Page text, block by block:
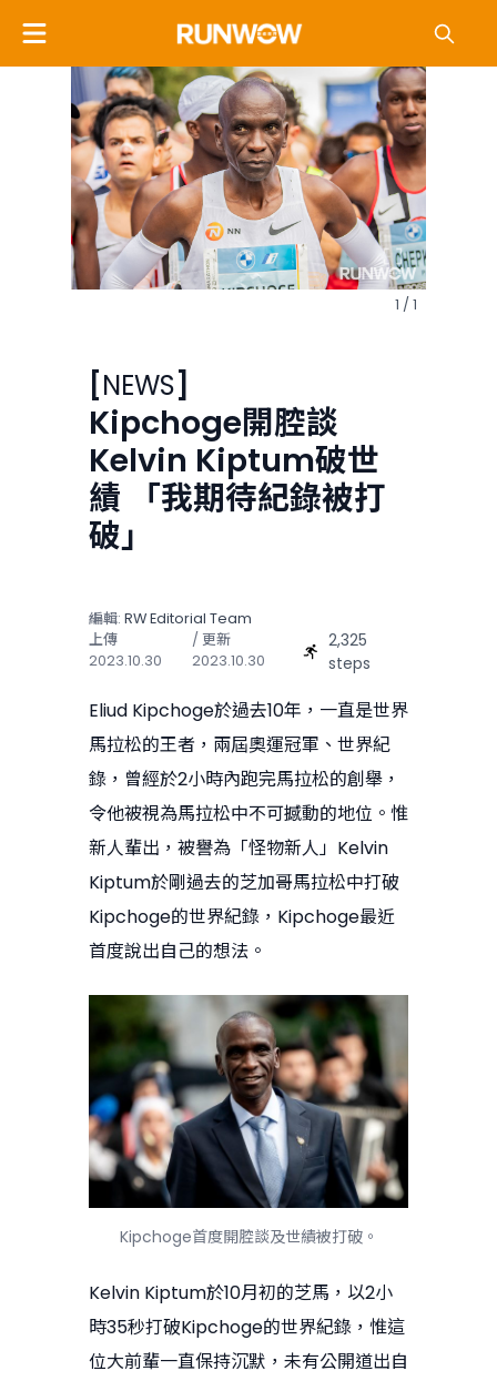
1 / 1
[NEWS]
Kipchoge開腔談
Kelvin Kiptum破世
績 「我期待紀錄被打
破」
編輯: RW Editorial Team
上傳
2023.10.30
/ 更新
2023.10.30
2,325
steps
Eliud Kipchoge於過去10年，一直是世界
馬拉松的王者，兩屆奧運冠軍、世界紀
錄，曾經於2小時內跑完馬拉松的創舉，
令他被視為馬拉松中不可撼動的地位。惟
新人輩出，被譽為「怪物新人」Kelvin
Kiptum於剛過去的芝加哥馬拉松中打破
Kipchoge的世界紀錄，Kipchoge最近
首度說出自己的想法。
Kipchoge首度開腔談及世績被打破。
Kelvin Kiptum於10月初的芝馬，以2小
時35秒打破Kipchoge的世界紀錄，惟這
位大前輩一直保持沉默，未有公開道出自